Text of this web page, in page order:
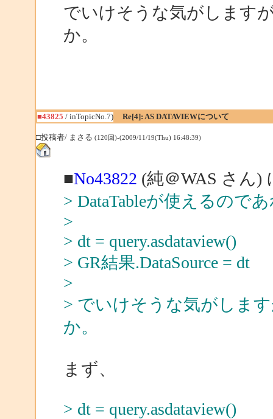
でいけそうな気がします
か。
■43825 / inTopicNo.7) Re[4]: AS DATAVIEWについて
□投稿者/ まさる (120回)-(2009/11/19(Thu) 16:48:39)
■No43822 (純＠WAS さん)
> DataTableが使えるので
>
> dt = query.asdataview()
> GR結果.DataSource = dt
>
> でいけそうな気がしま
か。
まず、
> dt = query.asdataview()